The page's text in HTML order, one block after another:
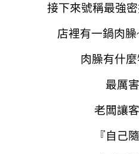
接下來號稱最強
店裡有一鍋肉
肉臊有什
最厲
老闆讓
『自己